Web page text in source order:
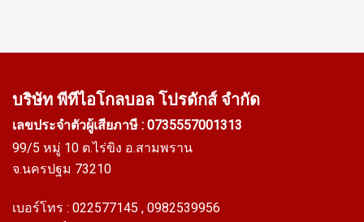
บริษัท พีทีไอโกลบอล โปรดักส์ จำกัด
เลขประจำตัวผู้เสียภาษี : 0735557001313
99/5 หมู่ 10 ต.ไร่ขิง อ.สามพราน
จ.นครปฐม 73210
เบอร์โทร : 022577145 , 0982539956